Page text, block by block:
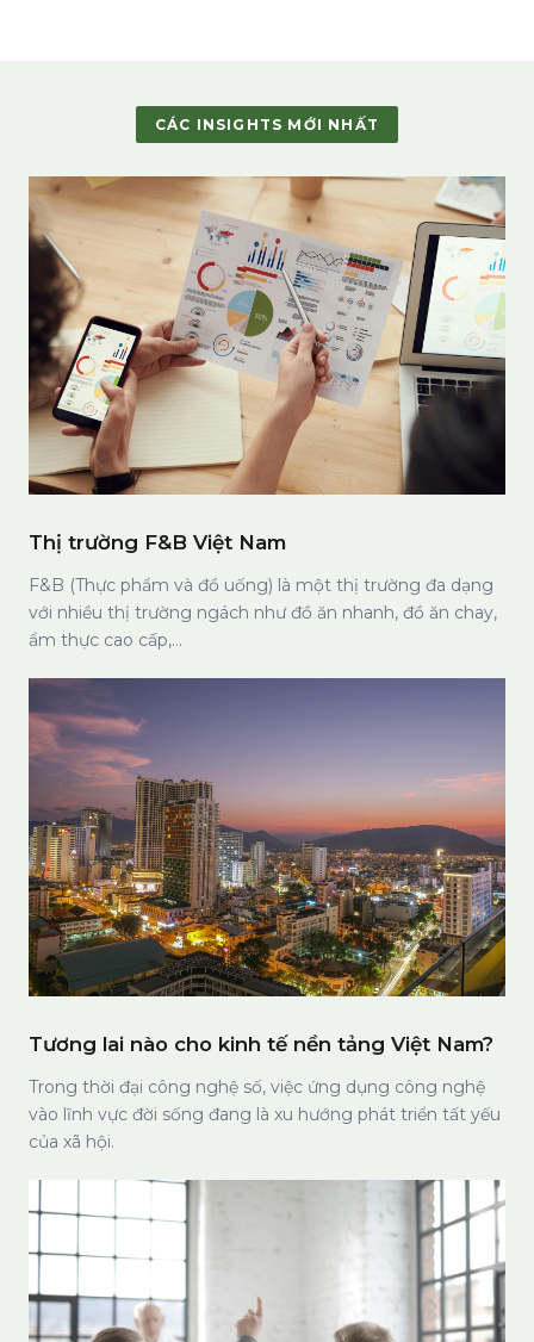
F&B (Thực phẩm và đồ uống) là một thị trường đa dạng
với nhiều thị trường ngách như đồ ăn nhanh, đồ ăn chay,
ẩm thực cao cấp,…
Trong thời đại công nghệ số, việc ứng dụng công nghệ
vào lĩnh vực đời sống đang là xu hướng phát triển tất yếu
của xã hội.